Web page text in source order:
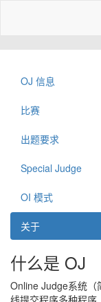
OJ 信息
比赛
出题要求
Special Judge
OI 模式
关于
什么是 OJ
Online Judge系统（
线提交程序多种程